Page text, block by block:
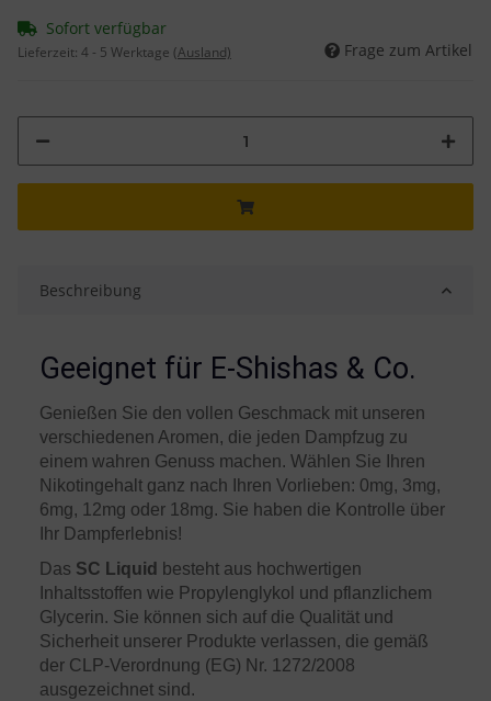
Sofort verfügbar
Lieferzeit: 4 - 5 Werktage (Ausland) Frage zum Artikel
Beschreibung
Geeignet für E-Shishas & Co.
Genießen Sie den vollen Geschmack mit unseren
verschiedenen Aromen, die jeden Dampfzug zu
einem wahren Genuss machen. Wählen Sie Ihren
Nikotingehalt ganz nach Ihren Vorlieben: 0mg, 3mg,
6mg, 12mg oder 18mg. Sie haben die Kontrolle über
Ihr Dampferlebnis!
Das SC Liquid
besteht aus hochwertigen
Inhaltsstoffen wie Propylenglykol und pflanzlichem
Glycerin. Sie können sich auf die Qualität und
Sicherheit unserer Produkte verlassen, die gemäß
der CLP-Verordnung (EG) Nr. 1272/2008
ausgezeichnet sind.